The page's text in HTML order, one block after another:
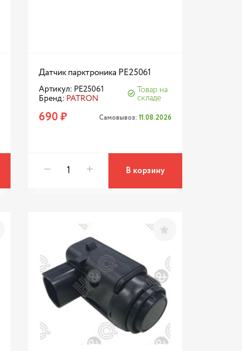
Датчик парктроника PE25061
Артикул: PE25061
Бренд: PATRON
Товар на
складе
690 ₽ Самовывоз: 11.08.2026
В корзину